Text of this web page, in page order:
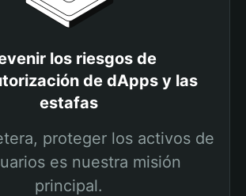
los riesgos de
de dApps y las
estafas
proteger los activos de
es nuestra misión
principal.